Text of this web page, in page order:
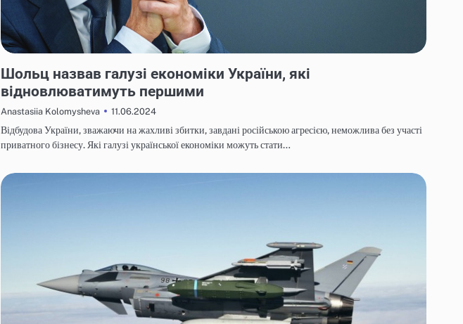
Шольц назвав галузі економіки України, які
відновлюватимуть першими
Anastasiia Kolomysheva 11.06.2024
Відбудова України, зважаючи на жахливі збитки, завдані російською агресією, неможлива без участі
приватного бізнесу. Які галузі української економіки можуть стати…